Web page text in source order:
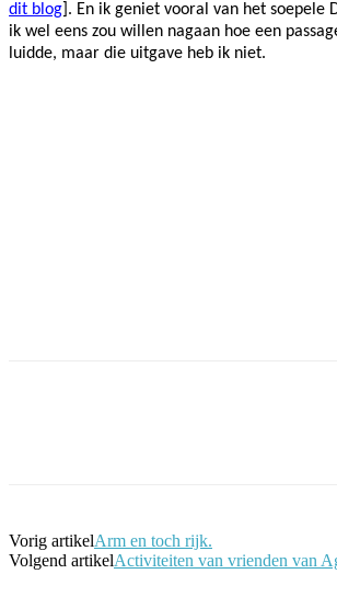
dit blog ]. En ik geniet vooral van het soepele
ik wel eens zou willen nagaan hoe een
luidde, maar die uitgave heb ik niet.
Vorig artikelArm en toch rijk.
Volgend artikelActiviteiten van vrienden van